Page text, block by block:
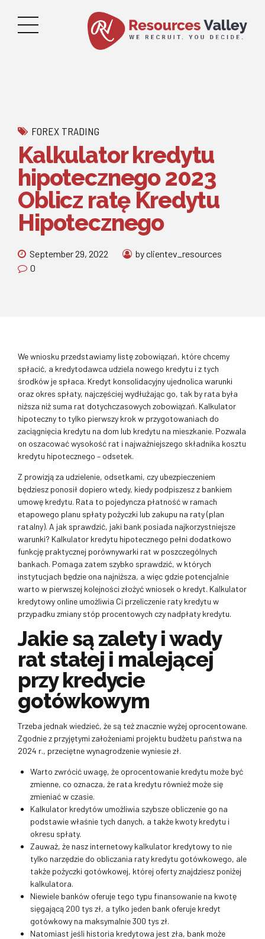
FOREX TRADING
Kalkulator kredytu
hipotecznego 2023
Oblicz ratę Kredytu
Hipotecznego
September 29, 2022
by clientev_resources
0
We wniosku przedstawiamy listę zobowiązań, które chcemy
spłacić, a kredytodawca udziela nowego kredytu i z tych
środków je spłaca. Kredyt konsolidacyjny ujednolica warunki
oraz okres spłaty, najczęściej wydłużając go, tak by rata była
niższa niż suma rat dotychczasowych zobowiązań. Kalkulator
hipoteczny to tylko pierwszy krok w przygotowaniach do
zaciągnięcia kredytu na dom lub kredytu na mieszkanie. Pozwala
on oszacować wysokość rat i najważniejszego składnika kosztu
kredytu hipotecznego – odsetek.
Z prowizją za udzielenie, odsetkami, czy ubezpieczeniem
będziesz ponosił dopiero wtedy, kiedy podpiszesz z bankiem
umowę kredytu. Rata to pojedyncza płatność w ramach
etapowego planu spłaty pożyczki lub zakupu na raty (plan
ratalny). A jak sprawdzić, jaki bank posiada najkorzystniejsze
warunki? Kalkulator kredytu hipotecznego pełni dodatkowo
funkcję praktycznej porównywarki rat w poszczególnych
bankach. Pomaga zatem szybko sprawdzić, w których
instytucjach będzie ona najniższa, a więc gdzie potencjalnie
warto w pierwszej kolejności złożyć wniosek o kredyt. Kalkulator
kredytowy online umożliwia Ci przeliczenie raty kredytu w
przypadku zmiany stóp procentowych czy nadpłaty kredytu.
Jakie są zalety i wady
rat stałej i malejącej
przy kredycie
gotówkowym
Trzeba jednak wiedzieć, że są też znacznie wyżej oprocentowane.
Zgodnie z przyjętymi założeniami projektu budżetu państwa na
2024 r., przeciętne wynagrodzenie wyniesie zł.
Warto zwrócić uwagę, że oprocentowanie kredytu może być
zmienne, co oznacza, że rata kredytu również może się
zmieniać w czasie.
Kalkulator kredytów umożliwia szybsze obliczenie go na
podstawie właśnie tych danych, a także kwoty kredytu i
okresu spłaty.
Zauważ, że nasz internetowy kalkulator kredytowy to nie
tylko narzędzie do obliczania raty kredytu gotówkowego, ale
także pożyczki gotówkowej, której oferty znajdziesz poniżej
kalkulatora.
Niewiele banków oferuje tego typu finansowanie na kwotę
sięgającą 200 tys zł, a tylko jeden bank oferuje kredyt
gotówkowy na maksymalnie 300 tys zł.
Natomiast jeśli historia kredytowa jest zła, bank może